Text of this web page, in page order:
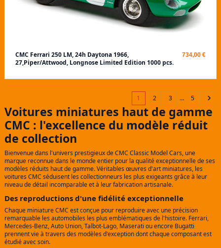
CMC Ferrari 250 LM, 24h Daytona 1966,
27,Piper/Attwood, Longnose Limited Edition 1000 pcs.
734,00 €
1 2 3 … 5
Voitures miniatures haut de gamme
CMC : l'excellence du modèle réduit
de collection
Bienvenue dans l'univers prestigieux de CMC Classic Model Cars, une
marque reconnue dans le monde entier pour la qualité exceptionnelle de ses
modèles réduits haut de gamme. Véritables œuvres d'art miniatures, les
voitures CMC séduisent les collectionneurs les plus exigeants grâce à leur
niveau de détail incomparable et à leur fabrication artisanale.
Des reproductions d'une fidélité exceptionnelle
Chaque miniature CMC est conçue pour reproduire avec une précision
remarquable les automobiles les plus emblématiques de l'histoire. Ferrari,
Mercedes-Benz, Auto Union, Talbot-Lago, Maserati ou encore Bugatti
prennent vie à travers des modèles d'exception dont chaque composant est
étudié avec soin.